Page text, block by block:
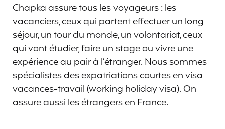
Chapka assure tous les voyageurs : les
vacanciers, ceux qui partent effectuer un long
séjour, un tour du monde, un volontariat, ceux
qui vont étudier, faire un stage ou vivre une
expérience au pair à l’étranger. Nous sommes
spécialistes des expatriations courtes en visa
vacances-travail (working holiday visa). On
assure aussi les étrangers en France.